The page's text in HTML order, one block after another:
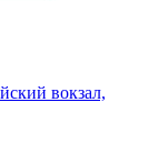
вокзал,